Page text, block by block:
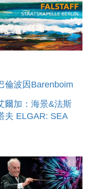
倫波因Barenboim
爾加：海景&法斯
夫 ELGAR: SEA